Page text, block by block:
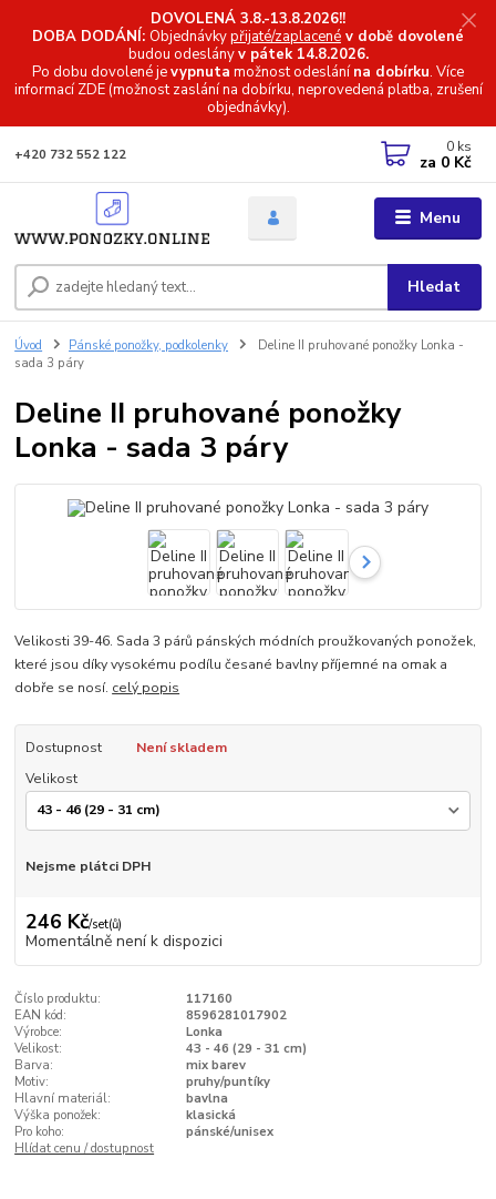
DOVOLENÁ 3.8.-13.8.2026!!
DOBA DODÁNÍ: Objednávkypřijaté/zaplacené v době dovolené
budou odeslányv pátek 14.8.2026.
Po dobu dovolené jevypnuta možnost odeslánína dobírku. Více
informacíZDE (možnost zaslání na dobírku, neprovedená platba, zrušení
objednávky).
Menu
Hledat
+420 732 552 122 0 ks
za 0 Kč
Úvod Pánské ponožky, podkolenky
Deline II pruhované ponožky Lonka -
sada 3 páry
Deline II pruhované ponožky
Lonka - sada 3 páry
Velikosti 39-46. Sada 3 párů pánských módních proužkovaných ponožek,
které jsou díky vysokému podílu česané bavlny příjemné na omak a
dobře se nosí. celý popis
Dostupnost
Není skladem
Velikost
Nejsme plátci DPH
246 Kč/set(ů)
Momentálně není k dispozici
Číslo produktu:
117160
EAN kód:
8596281017902
Výrobce:
Lonka
Velikost:
43 - 46 (29 - 31 cm)
Barva:
mix barev
Motiv:
pruhy/puntíky
Hlavní materiál:
bavlna
Výška ponožek:
klasická
Pro koho:
pánské/unisex
Hlídat cenu / dostupnost